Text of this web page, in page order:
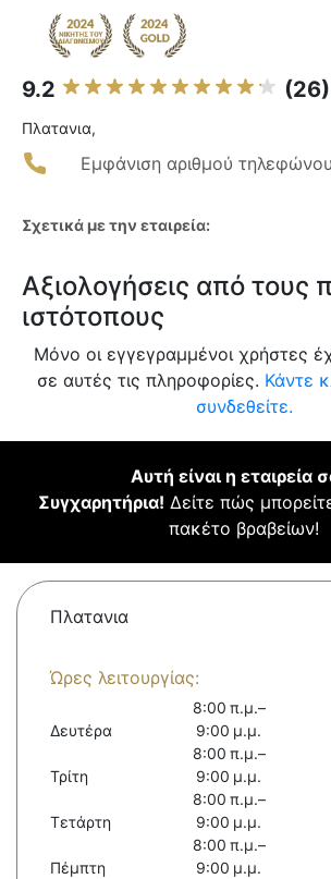
9.2 (26)
Πλατανια,
Εμφάνιση αριθμού τηλεφώνου
Σχετικά με την εταιρεία:
Αξιολογήσεις από τους
ιστότοπους
Μόνο οι εγγεγραμμένοι χρήστες
σε αυτές τις πληροφορίες. Κάντε
συνδεθείτε.
Αυτή είναι η εταιρεία
Συγχαρητήρια! Δείτε πώς
πακέτο βραβείων!
Πλατανια
Ώρες λειτουργίας:
Δευτέρα
8:00 π.μ.–
9:00 μ.μ.
Τρίτη
8:00 π.μ.–
9:00 μ.μ.
Τετάρτη
8:00 π.μ.–
9:00 μ.μ.
Πέμπτη
8:00 π.μ.–
9:00 μ.μ.